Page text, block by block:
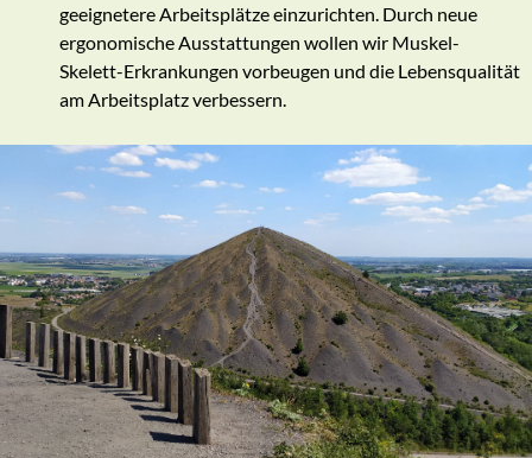
geeignetere Arbeitsplätze einzurichten. Durch neue
ergonomische Ausstattungen wollen wir Muskel-
Skelett-Erkrankungen vorbeugen und die Lebensqualität
am Arbeitsplatz verbessern.